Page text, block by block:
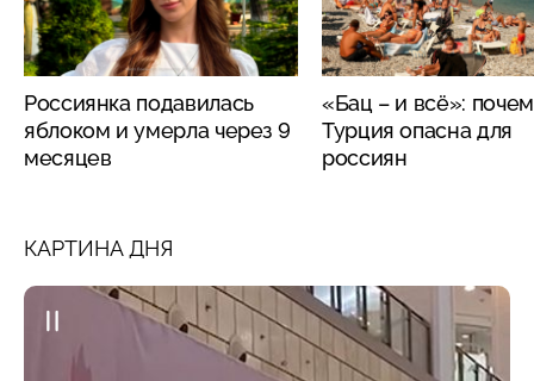
Россиянка подавилась
яблоком и умерла через 9
месяцев
«Бац – и всё»:
Турция опасна для
россиян
КАРТИНА ДНЯ